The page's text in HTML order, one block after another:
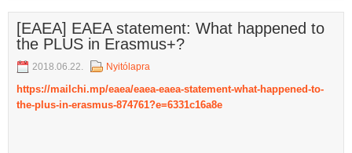
[EAEA] EAEA statement: What happened to
the PLUS in Erasmus+?
2018.06.22. Nyitólapra
https://mailchi.mp/eaea/eaea-eaea-statement-what-happened-to-
the-plus-in-erasmus-874761?e=6331c16a8e